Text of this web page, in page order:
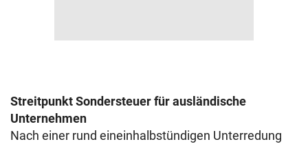
Streitpunkt Sondersteuer für ausländische
Unternehmen
Nach einer rund eineinhalbstündigen Unterredung